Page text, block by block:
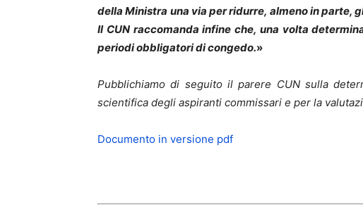
della Ministra una via per ridurre, almeno in
Il CUN raccomanda infine che, una volta
periodi obbligatori di congedo.»
Pubblichiamo di seguito il parere CUN sulla
scientifica degli aspiranti commissari e per la
Documento in versione pdf